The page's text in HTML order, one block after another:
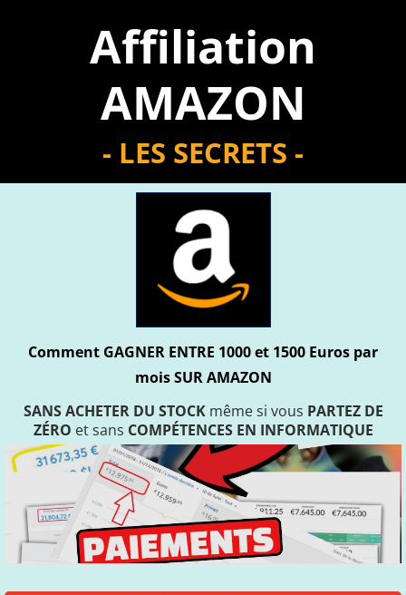
Affiliation
AMAZON
- LES SECRETS -
Comment GAGNER ENTRE 1000 et 1500 Euros par
mois SUR AMAZON
SANS ACHETER DU STOCKmême si vous PARTEZ DE
ZÉRO et sans COMPÉTENCES EN INFORMATIQUE